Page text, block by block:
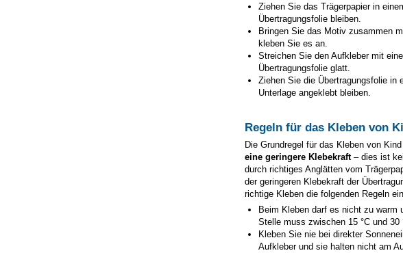
Ziehen Sie das Trägerpapier in
Übertragungsfolie bleiben.
Bringen Sie das Motiv zusammen
kleben Sie es an.
Streichen Sie den Aufkleber mit
Übertragungsfolie glatt.
Ziehen Sie die Übertragungsfolie
Unterlage angeklebt bleiben.
Regeln für das Kleben von
Die Grundregel für das Kleben von
eine geringere Klebekraft– dies ist
durch richtiges Anglätten vom
der geringeren Klebekraft der
richtige Kleben die folgenden Regeln
Beim Kleben darf es nicht zu warm
Stelle muss zwischen 15 °C und 30
Kleben Sie nie bei direkter
Aufkleber und sie halten nicht am